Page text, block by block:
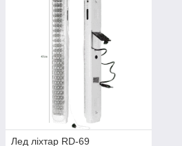
Лед ліхтар RD-69